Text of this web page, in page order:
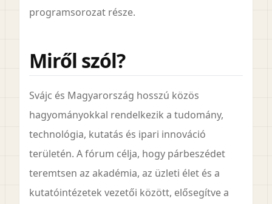
programsorozat része.
Miről szól?
Svájc és Magyarország hosszú közös
hagyományokkal rendelkezik a tudomány,
technológia, kutatás és ipari innováció
területén. A fórum célja, hogy párbeszédet
teremtsen az akadémia, az üzleti élet és a
kutatóintézetek vezetői között, elősegítve a